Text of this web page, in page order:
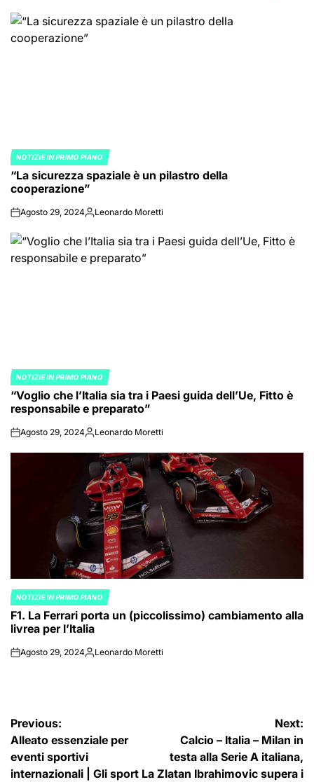
POSTED
IN
NOTIZIE IN PRIMO PIANO
“La sicurezza spaziale è un pilastro della
cooperazione”
onAgosto 29, 2024Posted
Leonardo Moretti
POSTED
IN
NOTIZIE IN PRIMO PIANO
“Voglio che l’Italia sia tra i Paesi guida dell’Ue, Fitto è
responsabile e preparato”
onAgosto 29, 2024Posted
Leonardo Moretti
POSTED
IN
NOTIZIE IN PRIMO PIANO
F1. La Ferrari porta un (piccolissimo) cambiamento alla
livrea per l’Italia
onAgosto 29, 2024Posted
Leonardo Moretti
Navigazione
articoli
Previous:
Alleato essenziale per
eventi sportivi
internazionali | Gli sport La
Next:
Calcio – Italia – Milan in
testa alla Serie A italiana,
Zlatan Ibrahimovic supera i